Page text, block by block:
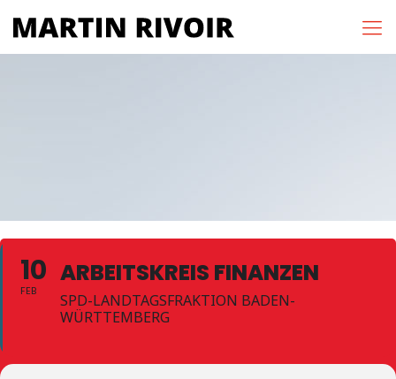
10
FEB
ARBEITSKREIS FINANZEN
SPD-LANDTAGSFRAKTION BADEN-
WÜRTTEMBERG